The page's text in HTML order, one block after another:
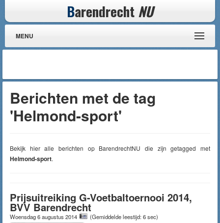
Barendrecht NU
MENU
Berichten met de tag
'Helmond-sport'
Bekijk hier alle berichten op BarendrechtNU die zijn getagged met
Helmond-sport.
Prijsuitreiking G-Voetbaltoernooi 2014,
BVV Barendrecht
Woensdag 6 augustus 2014 (Gemiddelde leestijd: 6 sec)